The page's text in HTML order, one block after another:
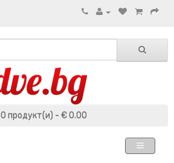
0 продукт(и) - € 0.00